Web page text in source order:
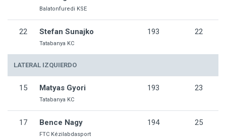
Balatonfuredi KSE
22 Stefan Sunajko
Tatabanya KC
193 22
LATERAL IZQUIERDO
15 Matyas Gyori
Tatabanya KC
193 23
17 Bence Nagy
FTC Kézilabdasport
194 25